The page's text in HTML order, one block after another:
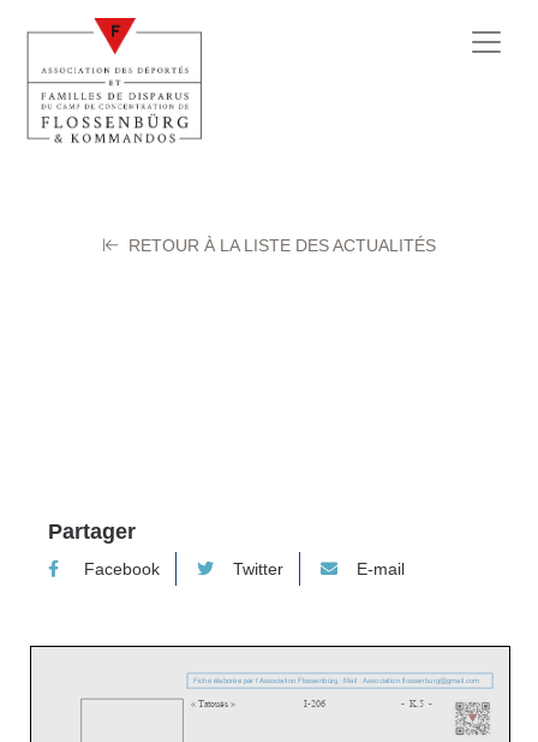
RETOUR À LA LISTE DES ACTUALITÉS
Partager
Facebook Twitter E-mail